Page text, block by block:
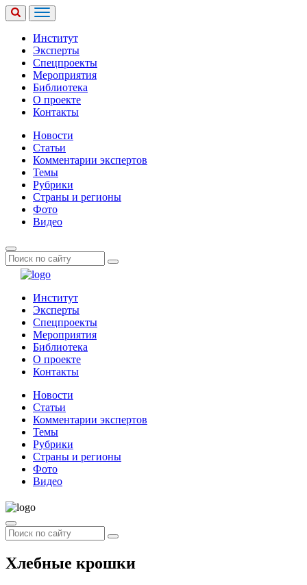
Институт
Эксперты
Спецпроекты
Мероприятия
Библиотека
О проекте
Контакты
Новости
Статьи
Комментарии экспертов
Темы
Рубрики
Страны и регионы
Фото
Видео
Институт
Эксперты
Спецпроекты
Мероприятия
Библиотека
О проекте
Контакты
Новости
Статьи
Комментарии экспертов
Темы
Рубрики
Страны и регионы
Фото
Видео
Хлебные крошки